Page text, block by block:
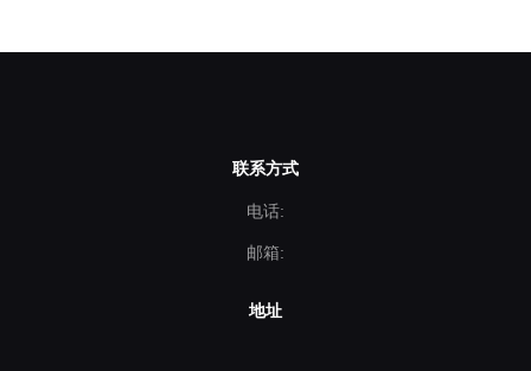
联系方式
电话:
邮箱:
地址